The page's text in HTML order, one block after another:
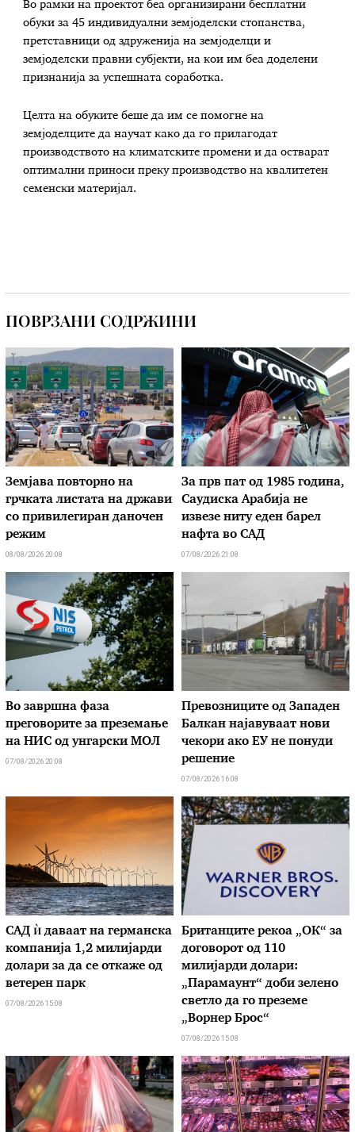
Во рамки на проектот беа организирани бесплатни
обуки за 45 индивидуални земјоделски стопанства,
претставници од здруженија на земјоделци и
земјоделски правни субјекти, на кои им беа доделени
признанија за успешната соработка.
Целта на обуките беше да им се помогне на
земјоделците да научат како да го прилагодат
производството на климатските промени и да остварат
оптимални приноси преку производство на квалитетен
семенски материјал.
ПОВРЗАНИ СОДРЖИНИ
Земјава повторно на
грчката листата на држави
со привилегиран даночен
режим
08/08/2026 20:08
За прв пат од 1985 година,
Саудиска Арабија не
извезе ниту еден барел
нафта во САД
07/08/2026 21:08
Во завршна фаза
преговорите за преземање
на НИС од унгарски МОЛ
07/08/2026 20:08
Превозниците од Западен
Балкан најавуваат нови
чекори ако ЕУ не понуди
решение
07/08/2026 16:08
САД ѝ даваат на германска
компанија 1,2 милијарди
долари за да се откаже од
ветерен парк
07/08/2026 15:08
Британците рекоа „ОК“ за
договорот од 110
милијарди долари:
„Парамаунт“ доби зелено
светло да го преземе
„Ворнер Брос“
07/08/2026 15:08